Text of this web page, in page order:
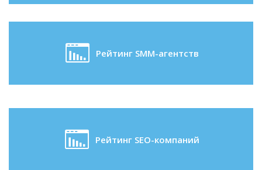
Рейтинг SMM-агентств
Рейтинг SEO-компаний